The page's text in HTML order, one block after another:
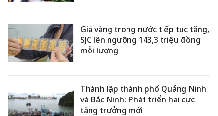
Giá vàng trong nước tiếp tục tăng,
SJC lên ngưỡng 143,3 triệu đồng
mỗi lượng
Thành lập thành phố Quảng Ninh
và Bắc Ninh: Phát triển hai cực
tăng trưởng mới